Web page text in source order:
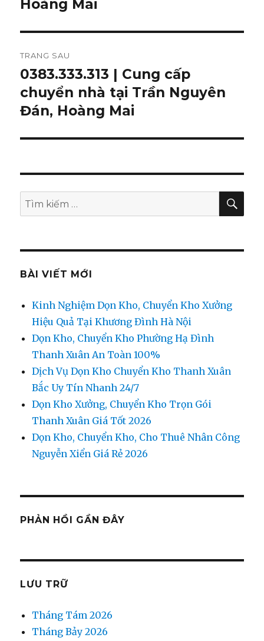
viết
Hoàng Mai
TRANG SAU
Bài
tiếp
theo:
0383.333.313 | Cung cấp
chuyển nhà tại Trần Nguyên
Đán, Hoàng Mai
Tìm
kiếm:
TÌM
BÀI VIẾT MỚI
Kinh Nghiệm Dọn Kho, Chuyển Kho Xưởng
Hiệu Quả Tại Khương Đình Hà Nội
Dọn Kho, Chuyển Kho Phường Hạ Đình
Thanh Xuân An Toàn 100%
Dịch Vụ Dọn Kho Chuyển Kho Thanh Xuân
Bắc Uy Tín Nhanh 24/7
Dọn Kho Xưởng, Chuyển Kho Trọn Gói
Thanh Xuân Giá Tốt 2026
Dọn Kho, Chuyển Kho, Cho Thuê Nhân Công
Nguyễn Xiển Giá Rẻ 2026
PHẢN HỒI GẦN ĐÂY
LƯU TRỮ
Tháng Tám 2026
Tháng Bảy 2026